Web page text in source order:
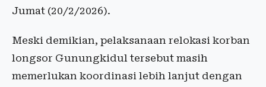
Jumat (20/2/2026).
Meski demikian, pelaksanaan relokasi korban
longsor Gunungkidul tersebut masih
memerlukan koordinasi lebih lanjut dengan